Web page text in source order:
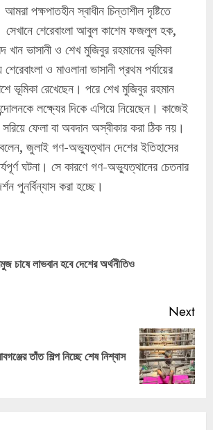
পক্ষপাতহীন স্বাধীন চিন্তাশীল দৃষ্টিতে
সেখানে শেরেবাংলা আবুল কাশেম ফজলুল হক,
খান ভাসানী ও শেখ মুজিবুর রহমানের ভূমিকা
ও মাওলানা ভাসানী প্রথম পর্যায়ের
ভূমিকা রেখেছেন। পরে শেখ মুজিবুর রহমান
লক্ষ্যের দিকে এগিয়ে নিয়েছেন। কাজেই
ফেলা বা অবদান অস্বীকার করা ঠিক নয়।
জুলাই গণ-অভ্যুত্থান দেশের ইতিহাসের
ঘটনা। সে কারণে গণ-অভ্যুত্থানের চেতনার
পুনর্বিন্যাস করা হচ্ছে।
চাষে লাভবান হবে দেশের অর্থনীতিও
Next
তাঁত শিল্প নিচ্ছে শেষ নিশ্বাস